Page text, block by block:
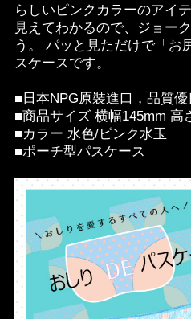
らしいピンクカラーのアイ
見えてわかるので、ジョー
う。 パッと見ただけで「お
スケースです。
■日本NPG原裝進口，品質優
■商品サイズ 横幅145mm 高
■カラー 水色/ピンク水玉
■ポーチ型パスケース